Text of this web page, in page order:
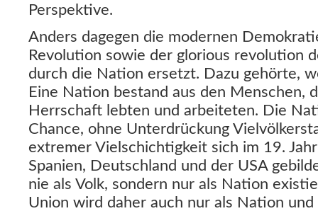
Perspektive.
Anders dagegen die modernen
Revolution sowie der glorious revolution
durch die Nation ersetzt. Dazu gehörte,
Eine Nation bestand aus den Menschen,
Herrschaft lebten und arbeiteten. Die
Chance, ohne Unterdrückung
extremer Vielschichtigkeit sich im 19.
Spanien, Deutschland und der USA
nie als Volk, sondern nur als Nation
Union wird daher auch nur als Nation